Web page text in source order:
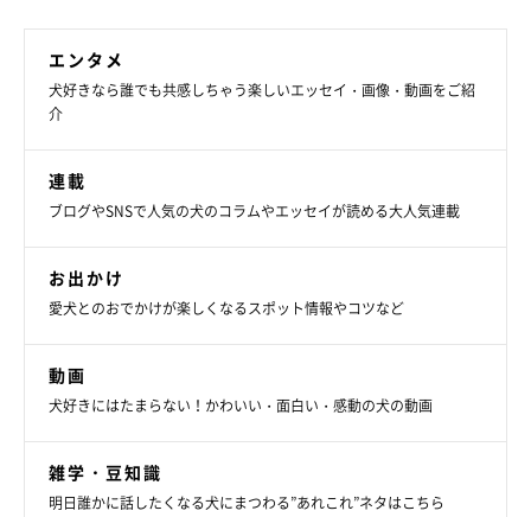
エンタメ
犬好きなら誰でも共感しちゃう楽しいエッセイ・画像・動画をご紹
介
連載
ブログやSNSで人気の犬のコラムやエッセイが読める大人気連載
お出かけ
愛犬とのおでかけが楽しくなるスポット情報やコツなど
動画
犬好きにはたまらない！かわいい・面白い・感動の犬の動画
雑学・豆知識
明日誰かに話したくなる犬にまつわる”あれこれ”ネタはこちら